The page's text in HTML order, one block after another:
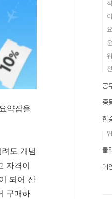
약집을
도 개념
자격이
되어 산
구매하
공
중
한
블
메